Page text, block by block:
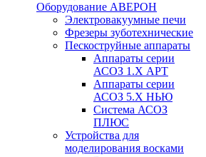
Оборудование АВЕРОН
Электровакуумные печи
Фрезеры зуботехнические
Пескоструйные аппараты
Аппараты серии
АСОЗ 1.Х АРТ
Аппараты серии
АСОЗ 5.Х НЬЮ
Система АСОЗ
ПЛЮС
Устройства для
моделирования восками